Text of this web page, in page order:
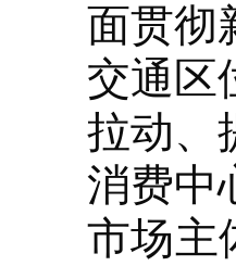
面贯彻
交通区
拉动、
消费中
市场主